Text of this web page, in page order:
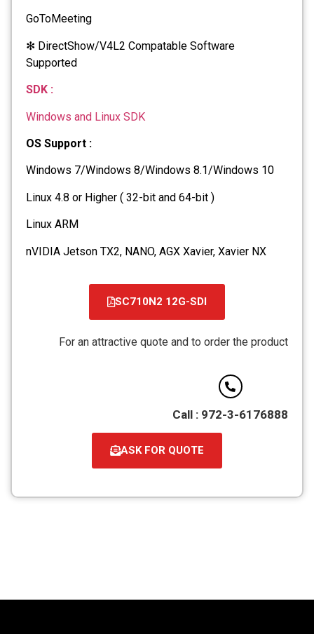
GoToMeeting
✻ DirectShow/V4L2 Compatable Software
Supported
SDK :
Windows and Linux SDK
OS Support :
Windows 7/Windows 8/Windows 8.1/Windows 10
Linux 4.8 or Higher ( 32-bit and 64-bit )
Linux ARM
nVIDIA Jetson TX2, NANO, AGX Xavier, Xavier NX
SC710N2 12G-SDI
For an attractive quote and to order the product
Call : 972-3-6176888
ASK FOR QUOTE